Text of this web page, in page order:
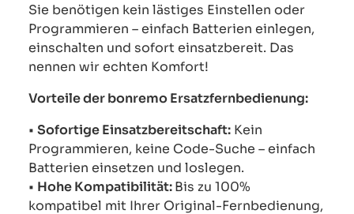
Sie benötigen kein lästiges Einstellen oder
Programmieren – einfach Batterien einlegen,
einschalten und sofort einsatzbereit. Das
nennen wir echten Komfort!
Vorteile der bonremo Ersatzfernbedienung:
• Sofortige Einsatzbereitschaft: Kein
Programmieren, keine Code-Suche – einfach
Batterien einsetzen und loslegen.
• Hohe Kompatibilität:Bis zu 100%
kompatibel mit Ihrer Original-Fernbedienung,